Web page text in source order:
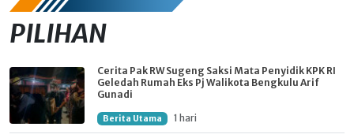
PILIHAN
Cerita Pak RW Sugeng Saksi Mata Penyidik KPK RI
Geledah Rumah Eks Pj Walikota Bengkulu Arif
Gunadi
Berita Utama 1 hari